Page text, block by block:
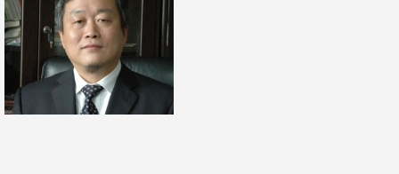
建筑评论
2016-5-9 09:11